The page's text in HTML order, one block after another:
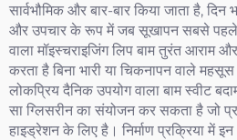
सार्वभौमिक और बार-बार किया जाता है,
और उपचार के रूप में जब सूखापन सबसे पहले
वाला मॉइस्चराइजिंग लिप बाम तुरंत आराम
करता है बिना भारी या चिकनापन वाले
लोकप्रिय दैनिक उपयोग वाला बाम स्वीट
सा ग्लिसरीन का संयोजन कर सकता है जो
हाइड्रेशन के लिए है। निर्माण प्रक्रिया में